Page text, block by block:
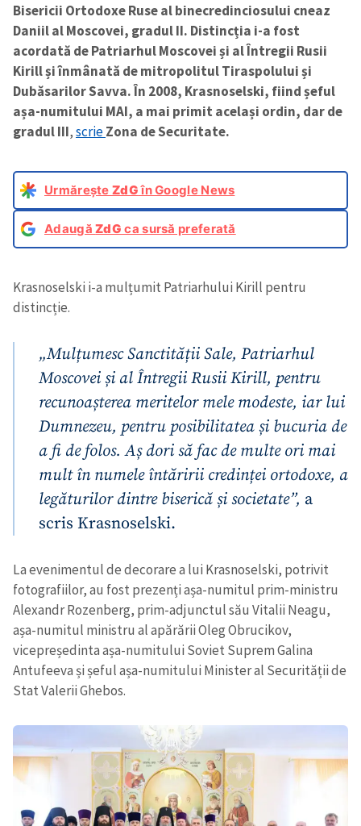
Bisericii Ortodoxe Ruse al binecredinciosului cneaz
Daniil al Moscovei, gradul II. Distincția i-a fost
acordată de Patriarhul Moscovei și al Întregii Rusii
Kirill și înmânată de mitropolitul Tiraspolului și
Dubăsarilor Savva. În 2008, Krasnoselski, fiind șeful
așa-numitului MAI, a mai primit același ordin, dar de
gradul III,scrieZona de Securitate.
Urmărește ZdGîn Google News
AdaugăZdG ca sursă preferată
Krasnoselski i-a mulțumit Patriarhului Kirill pentru
distincție.
„Mulțumesc Sanctității Sale, Patriarhul
Moscovei și al Întregii Rusii Kirill, pentru
recunoașterea meritelor mele modeste, iar lui
Dumnezeu, pentru posibilitatea și bucuria de
a fi de folos. Aș dori să fac de multe ori mai
mult în numele întăririi credinței ortodoxe, a
legăturilor dintre biserică și societate”, a
scris Krasnoselski.
La evenimentul de decorare a lui Krasnoselski, potrivit
fotografiilor, au fost prezenți așa-numitul prim-ministru
Alexandr Rozenberg, prim-adjunctul său Vitalii Neagu,
așa-numitul ministru al apărării Oleg Obrucikov,
vicepreședinta așa-numitului Soviet Suprem Galina
Antufeeva și șeful așa-numitului Minister al Securității de
Stat Valerii Ghebos.